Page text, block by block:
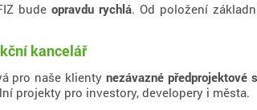
bude opravdu rychlá. Od položení
kancelář
pro naše klienty nezávazné předprojektové
projekty pro investory, developery i města.